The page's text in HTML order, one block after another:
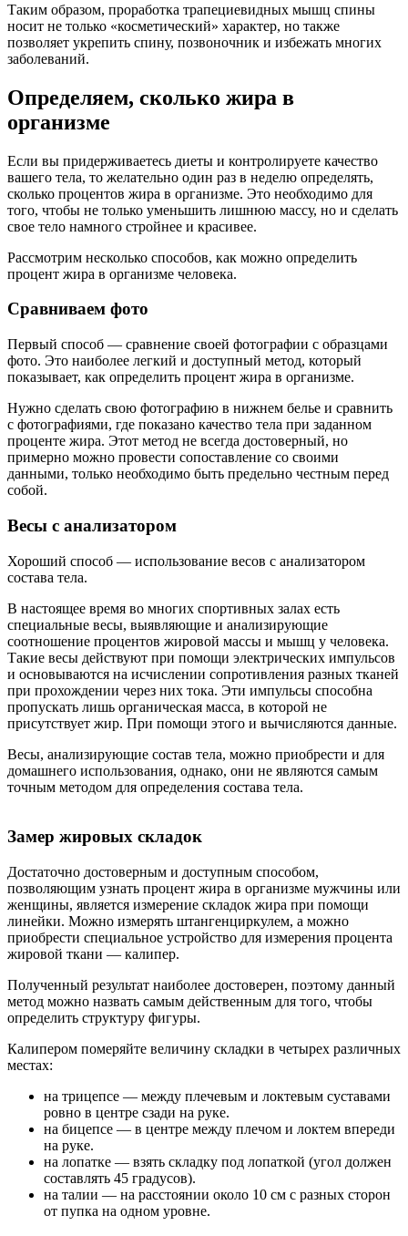
Таким образом, проработка трапециевидных мышц спины
носит не только «косметический» характер, но также
позволяет укрепить спину, позвоночник и избежать многих
заболеваний.
Определяем, сколько жира в
организме
Если вы придерживаетесь диеты и контролируете качество
вашего тела, то желательно один раз в неделю определять,
сколько процентов жира в организме. Это необходимо для
того, чтобы не только уменьшить лишнюю массу, но и сделать
свое тело намного стройнее и красивее.
Рассмотрим несколько способов, как можно определить
процент жира в организме человека.
Сравниваем фото
Первый способ — сравнение своей фотографии с образцами
фото. Это наиболее легкий и доступный метод, который
показывает, как определить процент жира в организме.
Нужно сделать свою фотографию в нижнем белье и сравнить
с фотографиями, где показано качество тела при заданном
проценте жира. Этот метод не всегда достоверный, но
примерно можно провести сопоставление со своими
данными, только необходимо быть предельно честным перед
собой.
Весы с анализатором
Хороший способ — использование весов с анализатором
состава тела.
В настоящее время во многих спортивных залах есть
специальные весы, выявляющие и анализирующие
соотношение процентов жировой массы и мышц у человека.
Такие весы действуют при помощи электрических импульсов
и основываются на исчислении сопротивления разных тканей
при прохождении через них тока. Эти импульсы способна
пропускать лишь органическая масса, в которой не
присутствует жир. При помощи этого и вычисляются данные.
Весы, анализирующие состав тела, можно приобрести и для
домашнего использования, однако, они не являются самым
точным методом для определения состава тела.
Замер жировых складок
Достаточно достоверным и доступным способом,
позволяющим узнать процент жира в организме мужчины или
женщины, является измерение складок жира при помощи
линейки. Можно измерять штангенциркулем, а можно
приобрести специальное устройство для измерения процента
жировой ткани — калипер.
Полученный результат наиболее достоверен, поэтому данный
метод можно назвать самым действенным для того, чтобы
определить структуру фигуры.
Калипером померяйте величину складки в четырех различных
местах:
на трицепсе — между плечевым и локтевым суставами
ровно в центре сзади на руке.
на бицепсе — в центре между плечом и локтем впереди
на руке.
на лопатке — взять складку под лопаткой (угол должен
составлять 45 градусов).
на талии — на расстоянии около 10 см с разных сторон
от пупка на одном уровне.